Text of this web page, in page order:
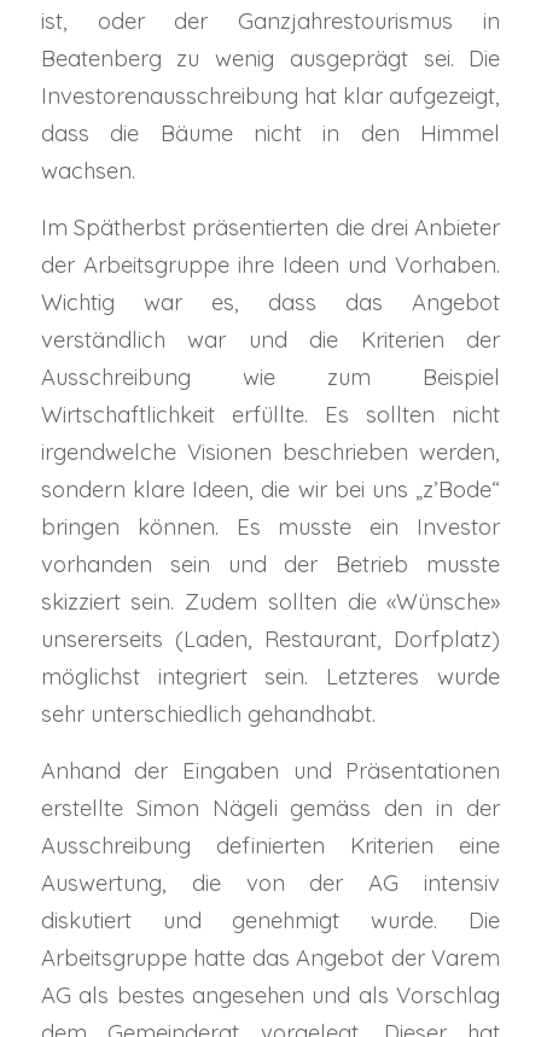
ist, oder der Ganzjahrestourismus in
Beatenberg zu wenig ausgeprägt sei. Die
Investorenausschreibung hat klar aufgezeigt,
dass die Bäume nicht in den Himmel
wachsen.
Im Spätherbst präsentierten die drei Anbieter
der Arbeitsgruppe ihre Ideen und Vorhaben.
Wichtig war es, dass das Angebot
verständlich war und die Kriterien der
Ausschreibung wie zum Beispiel
Wirtschaftlichkeit erfüllte. Es sollten nicht
irgendwelche Visionen beschrieben werden,
sondern klare Ideen, die wir bei uns „z’Bode“
bringen können. Es musste ein Investor
vorhanden sein und der Betrieb musste
skizziert sein. Zudem sollten die «Wünsche»
unsererseits (Laden, Restaurant, Dorfplatz)
möglichst integriert sein. Letzteres wurde
sehr unterschiedlich gehandhabt.
Anhand der Eingaben und Präsentationen
erstellte Simon Nägeli gemäss den in der
Ausschreibung definierten Kriterien eine
Auswertung, die von der AG intensiv
diskutiert und genehmigt wurde. Die
Arbeitsgruppe hatte das Angebot der Varem
AG als bestes angesehen und als Vorschlag